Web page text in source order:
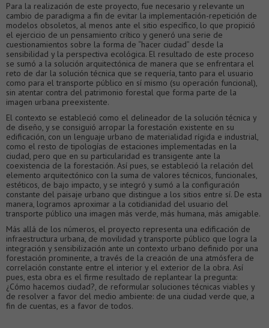
Para la realización de este proyecto, fue necesario y relevante un
cambio de paradigma a fin de evitar la implementación-repetición de
modelos obsoletos, al menos ante el sitio específico, lo que propició
el ejercicio de un pensamiento crítico y generó una serie de
cuestionamientos sobre la forma de “hacer ciudad” desde la
sensibilidad y la perspectiva ecológica. El resultado de este proceso
se sumó a la solución arquitectónica de manera que se enfrentara el
reto de dar la solución técnica que se requería, tanto para el usuario
como para el transporte público en sí mismo (su operación funcional),
sin atentar contra del patrimonio forestal que forma parte de la
imagen urbana preexistente.
El contexto se estableció como el delineador de la solución técnica y
de diseño, y se consiguió arropar la forestación existente en su
edificación, con un lenguaje urbano de materialidad rígida e industrial,
como el resto de tipologías de estaciones implementadas en la
ciudad, pero que en su particularidad es transigente ante la
coexistencia de la forestación. Así pues, se estableció la relación del
elemento arquitectónico con la suma de valores técnicos, funcionales,
estéticos, de bajo impacto, y se integró y sumó a la configuración
constante del paisaje urbano que distingue a los sitios entre sí. De esta
manera, logramos aproximar a la cotidianidad del usuario del
transporte público una imagen más verde, más humana, más amigable.
Más allá de los números, el proyecto representa una edificación de
infraestructura urbana, de movilidad y transporte público que logra la
integración y sensibilización ante un contexto urbano definido por una
forestación prominente, a través de la creación de una atmósfera de
correlación constante entre el interior y el exterior de la obra. Así
pues, esta obra es el firme resultado de replantear la pregunta:
¿Cómo hacemos ciudad?, de reformular soluciones técnicas viables y
de resolver a favor del medio ambiente: de una ciudad verde que, a
fin de cuentas, es a favor de todos.